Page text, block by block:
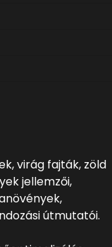
virág fajták, zöld
jellemzői,
útmutatói.